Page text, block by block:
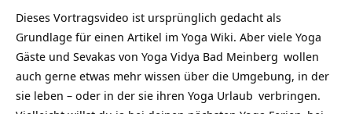
Dieses Vortragsvideo ist ursprünglich gedacht als
Grundlage für einen Artikel im Yoga Wiki. Aber viele Yoga
Gäste und Sevakas von Yoga Vidya Bad Meinberg wollen
auch gerne etwas mehr wissen über die Umgebung, in der
sie leben – oder in der sie ihren Yoga Urlaub verbringen.